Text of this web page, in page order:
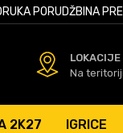
PORUDŽBINA
LOKACIJE
Na
2K27 IGRICE